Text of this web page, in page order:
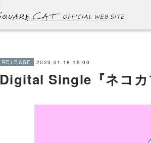
RELEASE 2023.01.18 15:00
Digital Single『ネコカ